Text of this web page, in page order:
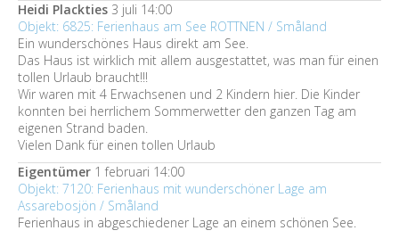
Heidi Plackties 3 juli 14:00
Objekt: 6825: Ferienhaus am See ROTTNEN / Småland
Ein wunderschönes Haus direkt am See.
Das Haus ist wirklich mit allem ausgestattet, was man für einen
tollen Urlaub braucht!!!
Wir waren mit 4 Erwachsenen und 2 Kindern hier. Die Kinder
konnten bei herrlichem Sommerwetter den ganzen Tag am
eigenen Strand baden.
Vielen Dank für einen tollen Urlaub
Eigentümer 1 februari 14:00
Objekt: 7120: Ferienhaus mit wunderschöner Lage am
Assarebosjön / Småland
Ferienhaus in abgeschiedener Lage an einem schönen See.